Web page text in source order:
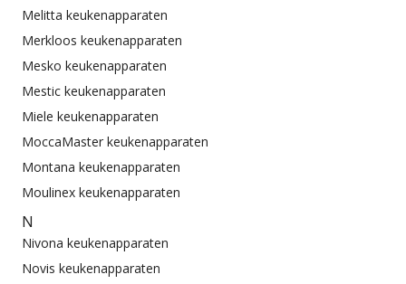
Melitta keukenapparaten
Merkloos keukenapparaten
Mesko keukenapparaten
Mestic keukenapparaten
Miele keukenapparaten
MoccaMaster keukenapparaten
Montana keukenapparaten
Moulinex keukenapparaten
N
Nivona keukenapparaten
Novis keukenapparaten